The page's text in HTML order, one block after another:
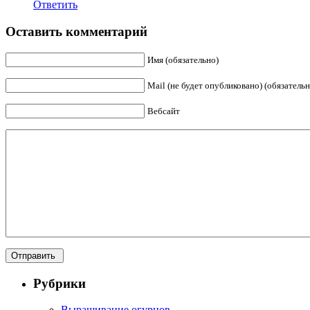
Ответить
Оставить комментарий
Имя (обязательно)
Mail (не будет опубликовано)
Вебсайт
Рубрики